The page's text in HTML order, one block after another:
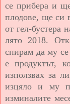
се прибера и
плодове, ще си
от гел-бустера
лято 2018.
спирам да му
е продуктът,
използвах за
изцяло и му
изминалите